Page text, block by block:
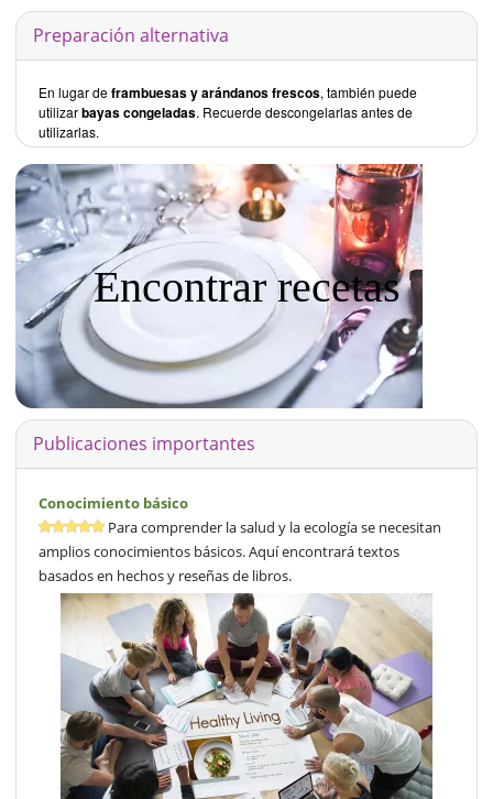
Preparación alternativa
En lugar deframbuesas y arándanos frescos, también puede
utilizarbayas congeladas. Recuerde descongelarlas antes de
utilizarlas.
Encontrar recetas
Publicaciones importantes
Conocimiento básico
Para comprender la salud y la ecología se necesitan
amplios conocimientos básicos. Aquí encontrará textos
basados en hechos y reseñas de libros.